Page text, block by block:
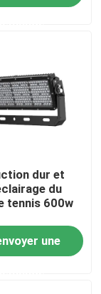
dur et
du
tennis 600w
une